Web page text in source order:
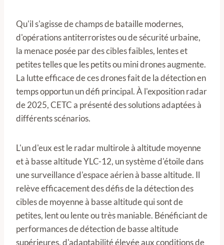
Qu'il s'agisse de champs de bataille modernes,
d'opérations antiterroristes ou de sécurité urbaine,
la menace posée par des cibles faibles, lentes et
petites telles que les petits ou mini drones augmente.
La lutte efficace de ces drones fait de la détection en
temps opportun un défi principal. À l'exposition radar
de 2025, CETC a présenté des solutions adaptées à
différents scénarios.
L'un d'eux est le radar multirole à altitude moyenne
et à basse altitude YLC-12, un système d'étoile dans
une surveillance d'espace aérien à basse altitude. Il
relève efficacement des défis de la détection des
cibles de moyenne à basse altitude qui sont de
petites, lent ou lente ou très maniable. Bénéficiant de
performances de détection de basse altitude
supérieures, d'adaptabilité élevée aux conditions de